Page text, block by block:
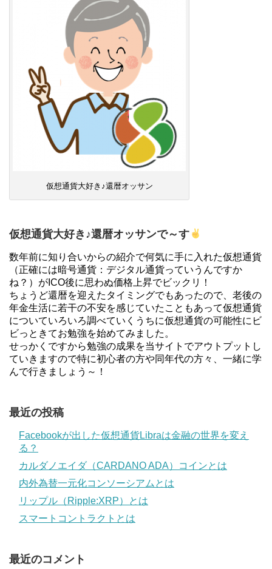
仮想通貨大好き♪還暦オッサン
仮想通貨大好き♪還暦オッサンで～す
数年前に知り合いからの紹介で何気に手に入れた仮想通貨
（正確には暗号通貨：デジタル通貨っていうんですか
ね？）がICO後に思わぬ価格上昇でビックリ！
ちょうど還暦を迎えたタイミングでもあったので、老後の
年金生活に若干の不安を感じていたこともあって仮想通貨
についていろいろ調べていくうちに仮想通貨の可能性にビ
ビっときてお勉強を始めてみました。
せっかくですから勉強の成果を当サイトでアウトプットし
ていきますので特に初心者の方や同年代の方々、一緒に学
んで行きましょう～！
最近の投稿
Facebookが出した仮想通貨Libraは金融の世界を変え
る？
カルダノエイダ（CARDANO ADA）コインとは
内外為替一元化コンソーシアムとは
リップル（Ripple:XRP）とは
スマートコントラクトとは
最近のコメント